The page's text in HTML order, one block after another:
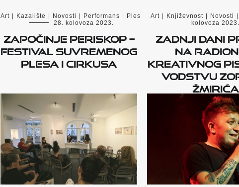
Art | Kazalište | Novosti | Performans | Ples
28. kolovoza 2023.
Započinje PERISKOP –
festival suvremenog
plesa i cirkusa
Art | Književnost | Novosti |
kolovoza 2023.
Zadnji dani
na
kreativnog
vodstvu
Žmirića